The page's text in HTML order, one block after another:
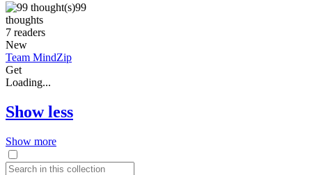
99
thoughts
7 readers
New
Team MindZip
Get
Loading...
Show less
Show more